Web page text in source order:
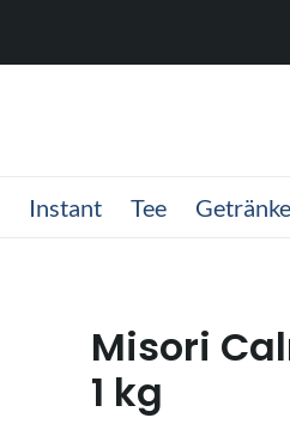
Instant Tee Getränke
Misori
1 kg